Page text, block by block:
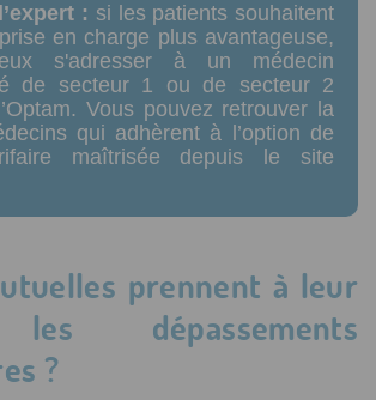
: si les patients souhaitent
en charge plus avantageuse,
s'adresser à un médecin
de secteur 1 ou de secteur 2
Vous pouvez retrouver la
qui adhèrent à l’option de
maîtrisée depuis le site
dépassements
?